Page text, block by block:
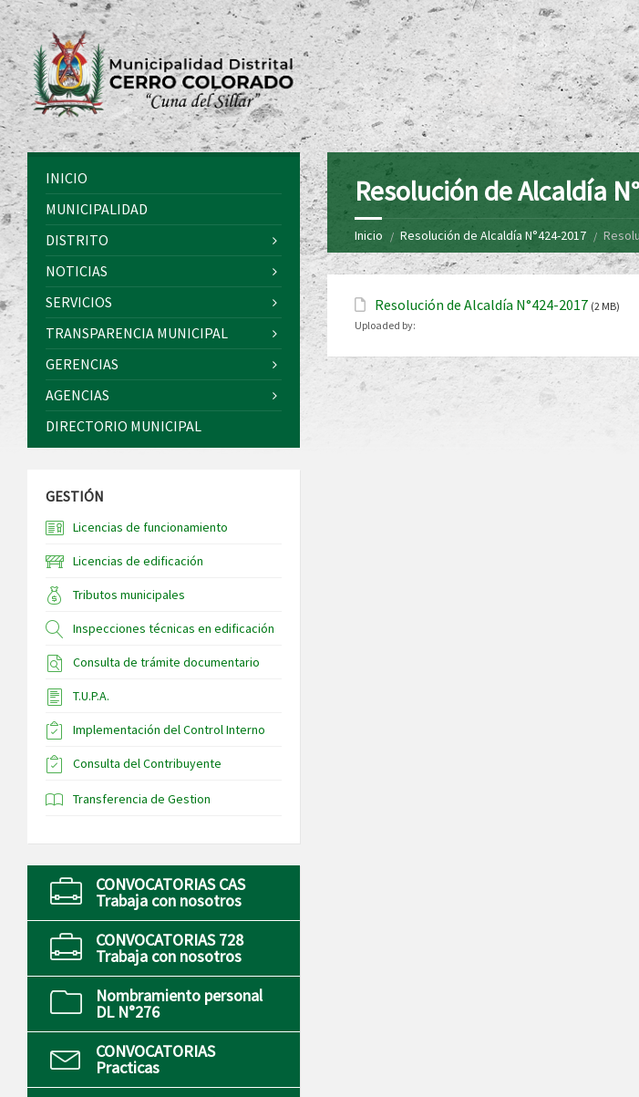
Resolución de Alcaldía
Inicio Resolución de Alcaldía N°424-2017
Resolución de Alcaldía N°424-2017 (2 MB)
Uploaded by:
INICIO
MUNICIPALIDAD
DISTRITO
NOTICIAS
SERVICIOS
TRANSPARENCIA MUNICIPAL
GERENCIAS
AGENCIAS
DIRECTORIO MUNICIPAL
GESTIÓN
Licencias de funcionamiento
Licencias de edificación
Tributos municipales
Inspecciones técnicas en edificación
Consulta de trámite documentario
T.U.P.A.
Implementación del Control Interno
Consulta del Contribuyente
Transferencia de Gestion
CONVOCATORIAS CAS
Trabaja con nosotros
CONVOCATORIAS 728
Trabaja con nosotros
Nombramiento personal
DL N°276
CONVOCATORIAS
Practicas